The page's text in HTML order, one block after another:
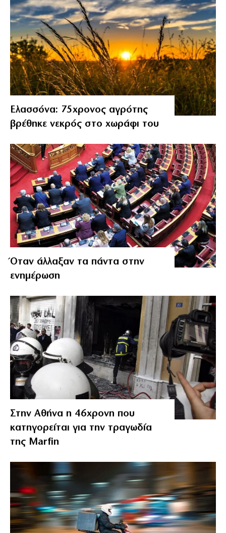
Ελασσόνα: 75χρονος αγρότης
βρέθηκε νεκρός στο χωράφι του
Όταν άλλαξαν τα πάντα στην
ενημέρωση
Στην Αθήνα η 46χρονη που
κατηγορείται για την τραγωδία
της Marfin